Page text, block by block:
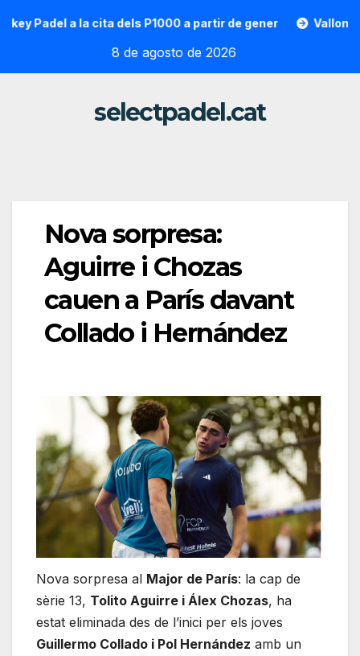
a la cita dels P1000 a partir de gener Vallon
8 de agosto de 2026
selectpadel.cat
Nova sorpresa:
Aguirre i Chozas
cauen a París davant
Collado i Hernández
Nova sorpresa al Major de París: la cap de
sèrie 13, Tolito Aguirre i Álex Chozas, ha
estat eliminada des de l’inici per els joves
Guillermo Collado i Pol Hernández amb un